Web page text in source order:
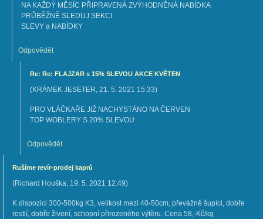
NA KAŽDÝ MĚSÍC PŘIPRAVENÁ ZVÝHODNĚNÁ NABÍDKA
PRŮBĚŽNĚ SLEDUJ SEKCI
SLEVY a NABÍDKY
Odpovědět
Re: Re: FLAJZAR s 15% SLEVOU AKCE KVĚTEN
(KRÁMEK JESETER, 21. 5. 2021 15:33)
PRO VLÁČKAŘE JIŽ NACHYSTÁNO NA ČERVEN
TOP WOBLERY S 20% SLEVOU
Odpovědět
Rušíme revír-prodej kaprů
(Richard Houška, 19. 5. 2021 12:49)
K dispozici 300-500kg K3, velikost mezi 40-50cm, převážně šupíci, dobře
rostlí, dobře živení, schopní přirozeného výtěru. Cena 58,-Kč/kg